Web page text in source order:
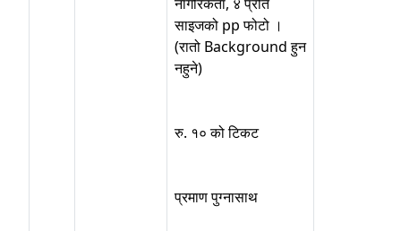
साइजको pp फोटो ।
(रातो Background हुन
नहुने)
रु. १० को टिकट
प्रमाण पुग्नासाथ